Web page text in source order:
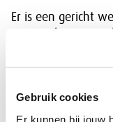
Gebruik cookies
Er kunnen bij jouw
Er is een gericht
Hierbij kunnen
beroepen die
Extra aandacht is
met een grotere